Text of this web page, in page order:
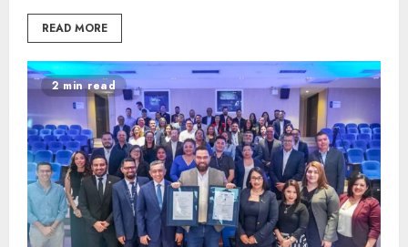
READ MORE
2 min read